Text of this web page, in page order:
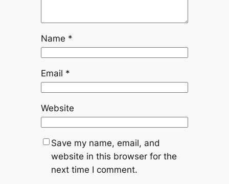
Name *
Email *
Website
Save my name, email, and
website in this browser for the
next time I comment.